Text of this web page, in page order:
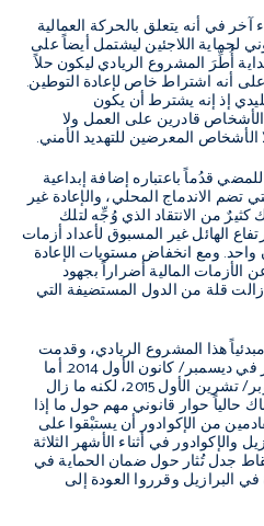
في أنه يتعلق بالحركة العمالية
لحماية اللاجئين ليشتمل أيضاً على
أُطِّرَ المشروع الريادي ليكون حلاً
أنه اشتراط خاص لإعادة التوطين.
إذ إنه يشترط أن يكون
قادرين على العمل ولا
المعرضين للتهديد الأمني.
قدُماً باعتباره إضافة إبداعية
تضم الاندماج المحلي، والإعادة غير
كثيرٌ من الانتقاد الذي وُجِّه لتلك
الهائل غير المسبوق لأعداد أزمات
واحد. ومع انخفاض مستويات الإعادة
الأزمات المالية أضراراً بجهود
زالت قلة من الدول المستضيفة التي
هذا المشروع الريادي، وقدمت
اتفاقية ثنائية مع حكومة الإكوادور في ديسمبر/ كانون الأول 2014. أما
تنفيذ البرنامج فيُتوقع أن يبدأ بأكتوبر/ تشرين الأول 2015، لكنه ما زال
حالياً حوار قانوني مهم حول ما إذا
من الإكوادور أن يستبْقوا على
في أثناء الأشهر الثلاثة
جدل تُثار حول ضمان الحماية في
البرازيل وقرروا العودة إلى